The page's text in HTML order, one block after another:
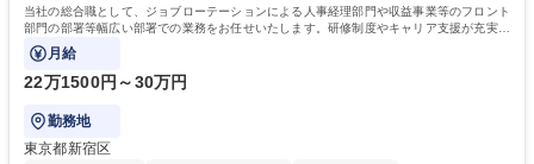
当社の総合職として、ジョブローテーションによる人事経理部門や収益事業等のフロント
部門の部署等幅広い部署での業務をお任せいたします。研修制度やキャリア支援が充実し
ております！ ※下記業務詳細
月給
22万1500円～30万円
勤務地
東京都新宿区